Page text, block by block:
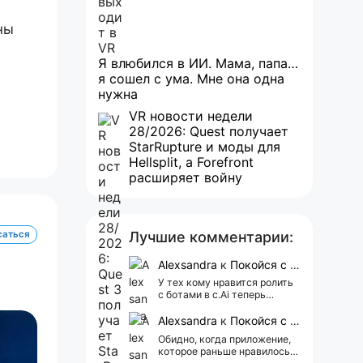
Я влюбился в ИИ. Мама, папа…
я сошел с ума. Мне она одна
нужна
VR новости недели
28/2026: Quest получает
StarRupture и моды для
Hellsplit, а Forefront
расширяет войну
Лучшие комментарии:
Alexsandra к Покойся с миром, Character.AI. Тебя убили собственные разработчики
У тех кому нравится ролить
с ботами в c.Ai теперь
АААААА 😁 ХВАТИТ 🤯😖😵‍💫
Alexsandra к Покойся с миром, Character.AI. Тебя убили собственные разработчики
Обидно, когда приложение,
которое раньше нравилось, а